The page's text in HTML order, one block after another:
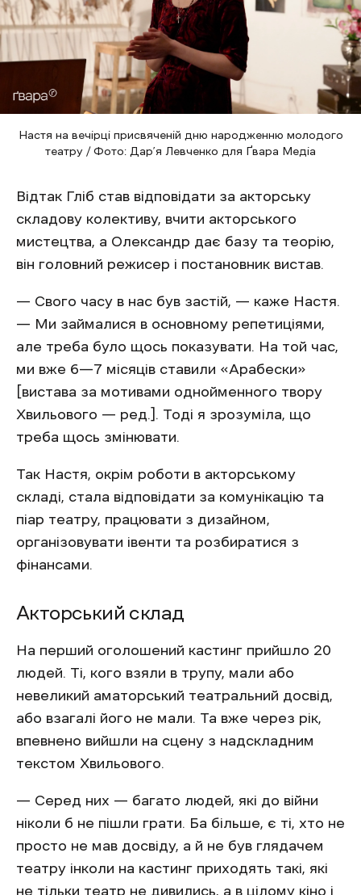
Настя на вечірці присвяченій дню народженню молодого
театру / Фото: Дар’я Левченко для Ґвара Медіа
Відтак Гліб став відповідати за акторську
складову колективу, вчити акторського
мистецтва, а Олександр дає базу та теорію,
він головний режисер і постановник вистав.
— Свого часу в нас був застій, — каже Настя.
— Ми займалися в основному репетиціями,
але треба було щось показувати. На той час,
ми вже 6—7 місяців ставили «Арабески»
[вистава за мотивами однойменного твору
Хвильового — ред.]. Тоді я зрозуміла, що
треба щось змінювати.
Так Настя, окрім роботи в акторському
складі, стала відповідати за комунікацію та
піар театру, працювати з дизайном,
організовувати івенти та розбиратися з
фінансами.
Акторський склад
На перший оголошений кастинг прийшло 20
людей. Ті, кого взяли в трупу, мали або
невеликий аматорський театральний досвід,
або взагалі його не мали. Та вже через рік,
впевнено вийшли на сцену з надскладним
текстом Хвильового.
— Серед них — багато людей, які до війни
ніколи б не пішли грати. Ба більше, є ті, хто не
просто не мав досвіду, а й не був глядачем
театру інколи на кастинг приходять такі, які
не тільки театр не дивились, а в цілому кіно і